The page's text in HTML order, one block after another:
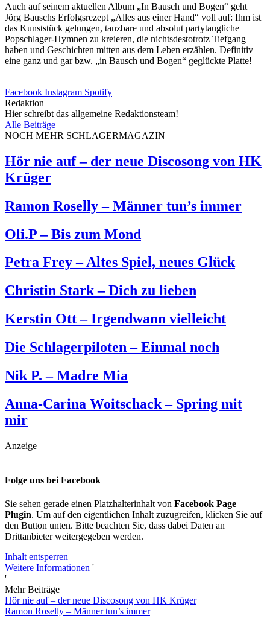
Auch auf seinem aktuellen Album „In Bausch und Bogen“ geht
Jörg Bauschs Erfolgsrezept „Alles aus einer Hand“ voll auf: Ihm ist
das Kunststück gelungen, tanzbare und absolut partytaugliche
Popschlager-Hymnen zu kreieren, die nichtsdestotrotz Tiefgang
haben und Geschichten mitten aus dem Leben erzählen. Definitiv
eine ganz und gar bzw. „in Bausch und Bogen“ geglückte Platte!
Facebook Instagram Spotify
Redaktion
Hier schreibt das allgemeine Redaktionsteam!
Alle Beiträge
NOCH MEHR SCHLAGERMAGAZIN
Hör nie auf – der neue Discosong von HK
Krüger
Ramon Roselly – Männer tun’s immer
Oli.P – Bis zum Mond
Petra Frey – Altes Spiel, neues Glück
Christin Stark – Dich zu lieben
Kerstin Ott – Irgendwann vielleicht
Die Schlagerpiloten – Einmal noch
Nik P. – Madre Mia
Anna-Carina Woitschack – Spring mit
mir
Anzeige
Folge uns bei Facebook
Sie sehen gerade einen Platzhalterinhalt von Facebook Page
Plugin. Um auf den eigentlichen Inhalt zuzugreifen, klicken Sie auf
den Button unten. Bitte beachten Sie, dass dabei Daten an
Drittanbieter weitergegeben werden.
Inhalt entsperren
Weitere Informationen '
'
Mehr Beiträge
Hör nie auf – der neue Discosong von HK Krüger
Ramon Roselly – Männer tun’s immer